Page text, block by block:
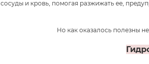
сосуды и кровь, помогая разжижать ее,
Но как оказалось полезны